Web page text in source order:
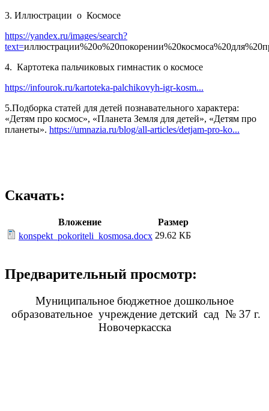
3. Иллюстрации о Космосе
https://yandex.ru/images/search?
text=
4. Картотека пальчиковых гимнастик о космосе
https://infourok.ru/kartoteka-palchikovyh-igr-kosm...
5.Подборка статей для детей познавательного характера:
«Детям про космос», «Планета Земля для детей», «Детям про
планеты». https://umnazia.ru/blog/all-articles/detjam-pro-ko...
Скачать:
Вложение
Размер
konspekt_pokoriteli_kosmosa.docx 29.62 КБ
Предварительный просмотр:
Муниципальное бюджетное дошкольное
образовательное учреждение детский сад № 37 г.
Новочеркасска